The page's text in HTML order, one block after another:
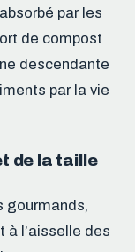
par les
de compost
descendante
par la vie
de la taille
gourmands,
à l’aisselle des